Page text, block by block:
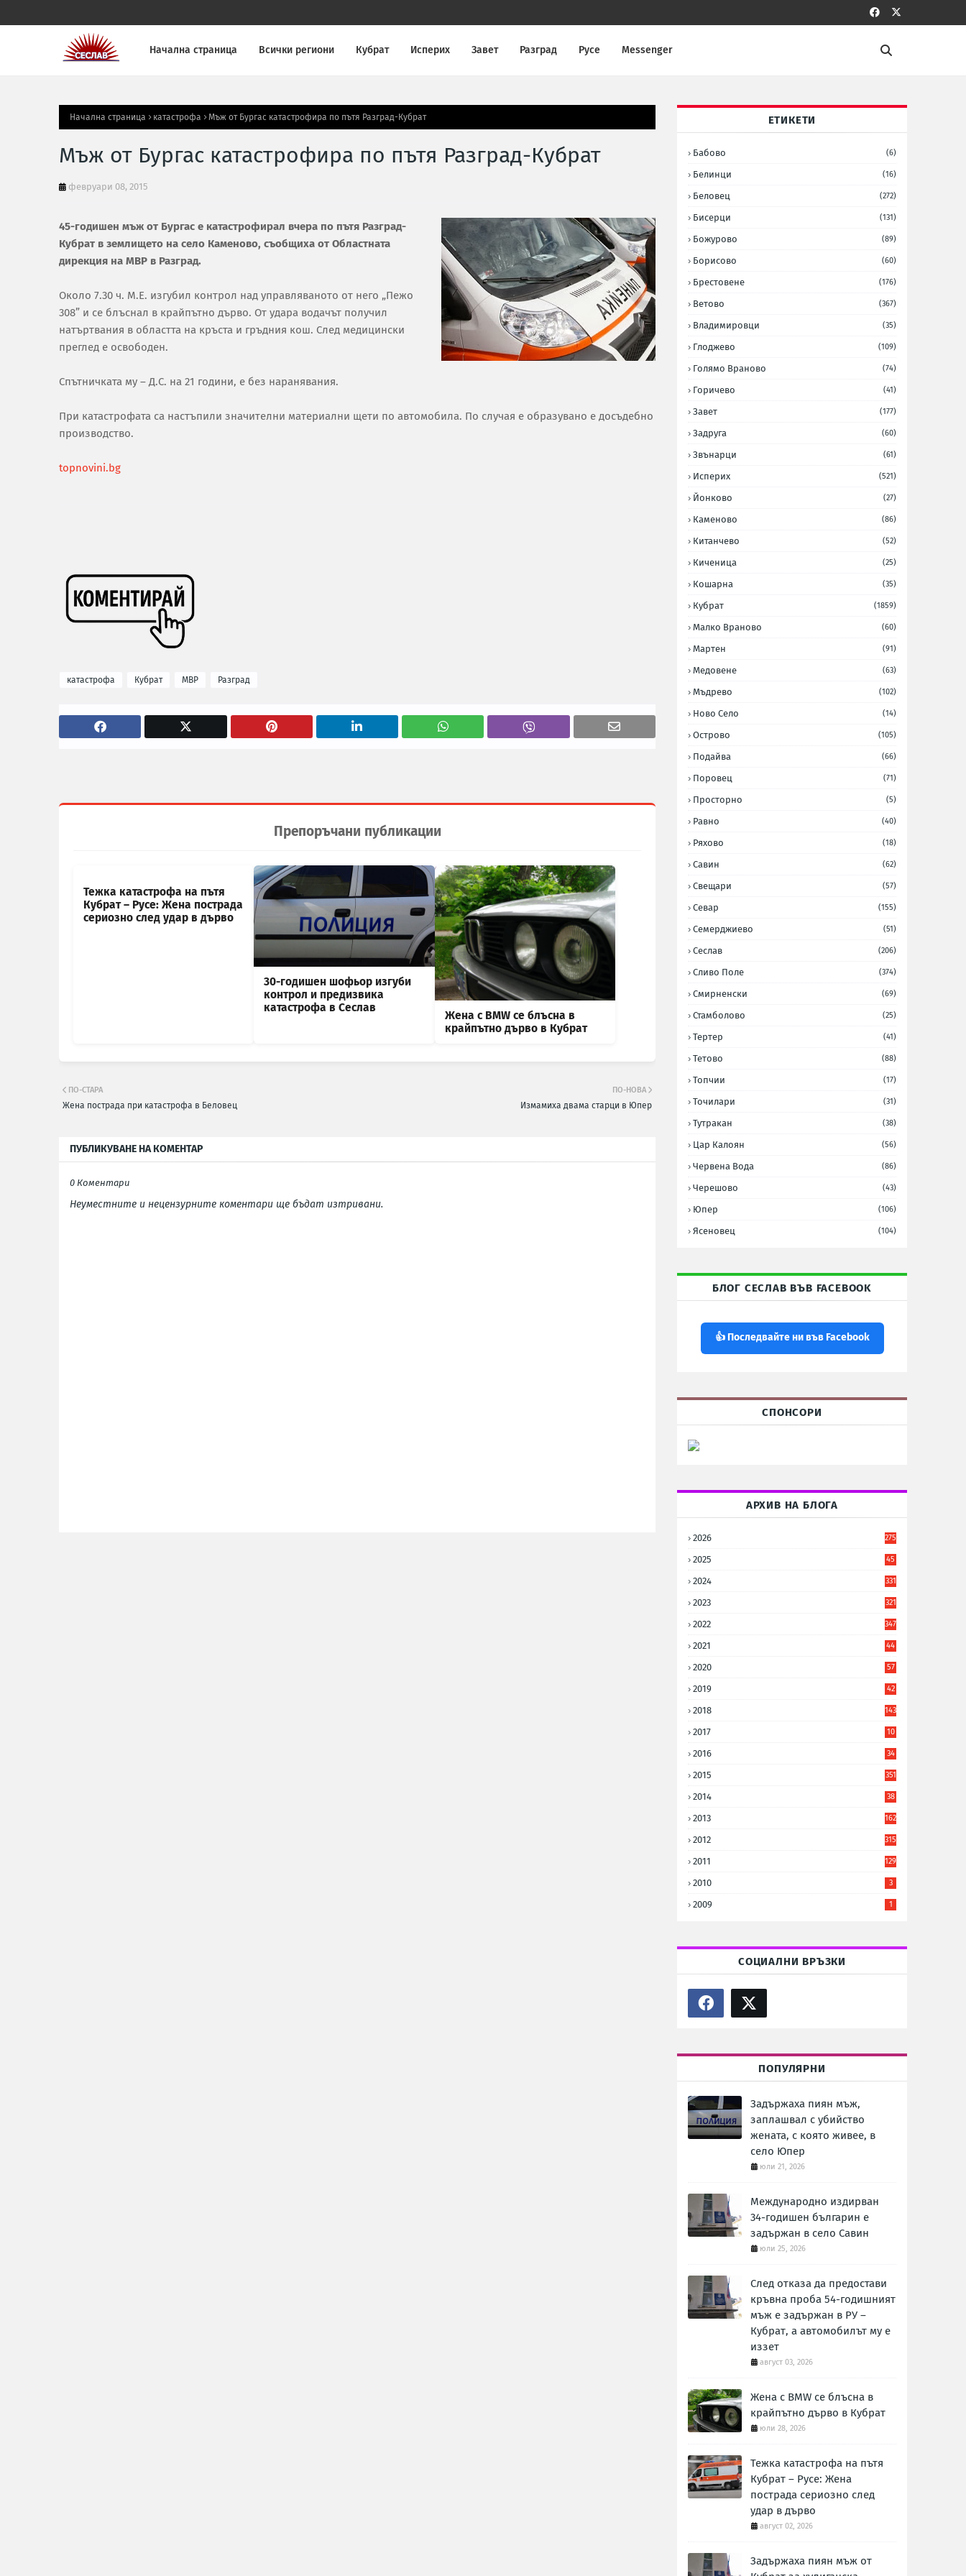
Начална страница Всички региони Кубрат Исперих Завет Разград Русе Messenger
Начална страница катастрофа Мъж от Бургас катастрофира по пътя Разград-Кубрат
Мъж от Бургас катастрофира по пътя Разград-Кубрат
февруари 08, 2015
45-годишен мъж от Бургас е катастрофирал вчера по пътя Разград-
Кубрат в землището на село Каменово, съобщиха от Областната
дирекция на МВР в Разград.
Около 7.30 ч. М.Е. изгубил контрол над управляваното от него „Пежо
308” и се блъснал в крайпътно дърво. От удара водачът получил
натъртвания в областта на кръста и гръдния кош. След медицински
преглед е освободен.
Спътничката му – Д.С. на 21 години, е без наранявания.
При катастрофата са настъпили значителни материални щети по автомобила. По случая е образувано е досъдебно
производство.
topnovini.bg
катастрофа Кубрат МВР Разград
Препоръчани публикации
Тежка катастрофа на пътя
Кубрат – Русе: Жена пострада
сериозно след удар в дърво
30-годишен шофьор изгуби
контрол и предизвика
катастрофа в Сеслав
Жена с BMW се блъсна в
крайпътно дърво в Кубрат
ПО-НОВА
Измамиха двама старци в Юпер
ПО-СТАРА
Жена пострада при катастрофа в Беловец
ПУБЛИКУВАНЕ НА КОМЕНТАР
0 Коментари
Неуместните и нецензурните коментари ще бъдат изтривани.
ЕТИКЕТИ
Бабово (6)
Белинци (16)
Беловец (272)
Бисерци (131)
Божурово (89)
Борисово (60)
Брестовене (176)
Ветово (367)
Владимировци (35)
Глоджево (109)
Голямо Враново (74)
Горичево (41)
Завет (177)
Задруга (60)
Звънарци (61)
Исперих (521)
Йонково (27)
Каменово (86)
Китанчево (52)
Киченица (25)
Кошарна (35)
Кубрат (1859)
Малко Враново (60)
Мартен (91)
Медовене (63)
Мъдрево (102)
Ново Село (14)
Острово (105)
Подайва (66)
Поровец (71)
Просторно (5)
Равно (40)
Ряхово (18)
Савин (62)
Свещари (57)
Севар (155)
Семерджиево (51)
Сеслав (206)
Сливо Поле (374)
Смирненски (69)
Стамболово (25)
Тертер (41)
Тетово (88)
Топчии (17)
Точилари (31)
Тутракан (38)
Цар Калоян (56)
Червена Вода (86)
Черешово (43)
Юпер (106)
Ясеновец (104)
БЛОГ СЕСЛАВ ВЪВ FACEBOOK
👍 Последвайте ни във Facebook
СПОНСОРИ
АРХИВ НА БЛОГА
2026 275
2025
45
2024 331
2023 321
2022 347
2021
44
2020
57
2019
42
2018 143
2017
10
2016
34
2015 351
2014
38
2013 162
2012 315
2011 129
2010 3
2009 1
СОЦИАЛНИ ВРЪЗКИ
ПОПУЛЯРНИ
Задържаха пиян мъж,
заплашвал с убийство
жената, с която живее, в
село Юпер
юли 21, 2026
Международно издирван
34-годишен българин е
задържан в село Савин
юли 25, 2026
След отказа да предостави
кръвна проба 54-годишният
мъж е задържан в РУ –
Кубрат, а автомобилът му е
иззет
август 03, 2026
Жена с BMW се блъсна в
крайпътно дърво в Кубрат
юли 28, 2026
Тежка катастрофа на пътя
Кубрат – Русе: Жена
пострада сериозно след
удар в дърво
август 02, 2026
Задържаха пиян мъж от